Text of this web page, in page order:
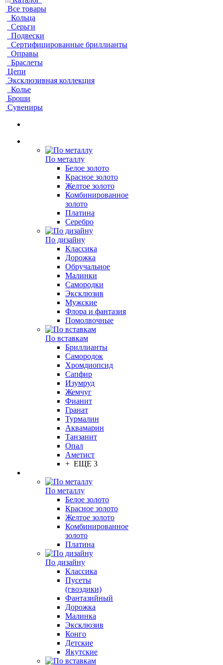
Все товары
Кольца
Серьги
Подвески
Сертифицированные бриллианты
Оправы
Браслеты
Цепи
Эксклюзивная коллекция
Колье
Броши
Сувениры
По металлу
Белое золото
Красное золото
Желтое золото
Комбинированное
золото
Платина
Серебро
По дизайну
Классика
Дорожка
Обручальное
Малинки
Самородки
Эксклюзив
Мужские
Флора и фантазия
Помолвочные
По вставкам
Бриллианты
Самородок
Хромдиопсид
Сапфир
Изумруд
Жемчуг
Фианит
Гранат
Турмалин
Аквамарин
Танзанит
Опал
Аметист
+ ЕЩЕ 3
По металлу
Белое золото
Красное золото
Желтое золото
Комбинированное
золото
Платина
По дизайну
Классика
Пусеты
(гвоздики)
Фантазийный
Дорожка
Малинка
Эксклюзив
Конго
Детские
Якутские